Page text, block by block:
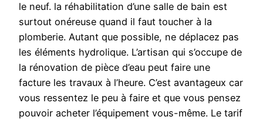
le neuf. la réhabilitation d’une salle de bain est
surtout onéreuse quand il faut toucher à la
plomberie. Autant que possible, ne déplacez pas
les éléments hydrolique. L’artisan qui s’occupe de
la rénovation de pièce d’eau peut faire une
facture les travaux à l’heure. C’est avantageux car
vous ressentez le peu à faire et que vous pensez
pouvoir acheter l’équipement vous-même. Le tarif